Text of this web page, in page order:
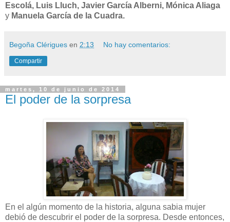
Escolá, Luis Lluch, Javier García Alberni, Mónica Aliaga
y Manuela García de la Cuadra.
Begoña Clérigues en 2:13 No hay comentarios:
Compartir
martes, 10 de junio de 2014
El poder de la sorpresa
En el algún momento de la historia, alguna sabia mujer
debió de descubrir el poder de la sorpresa. Desde entonces,